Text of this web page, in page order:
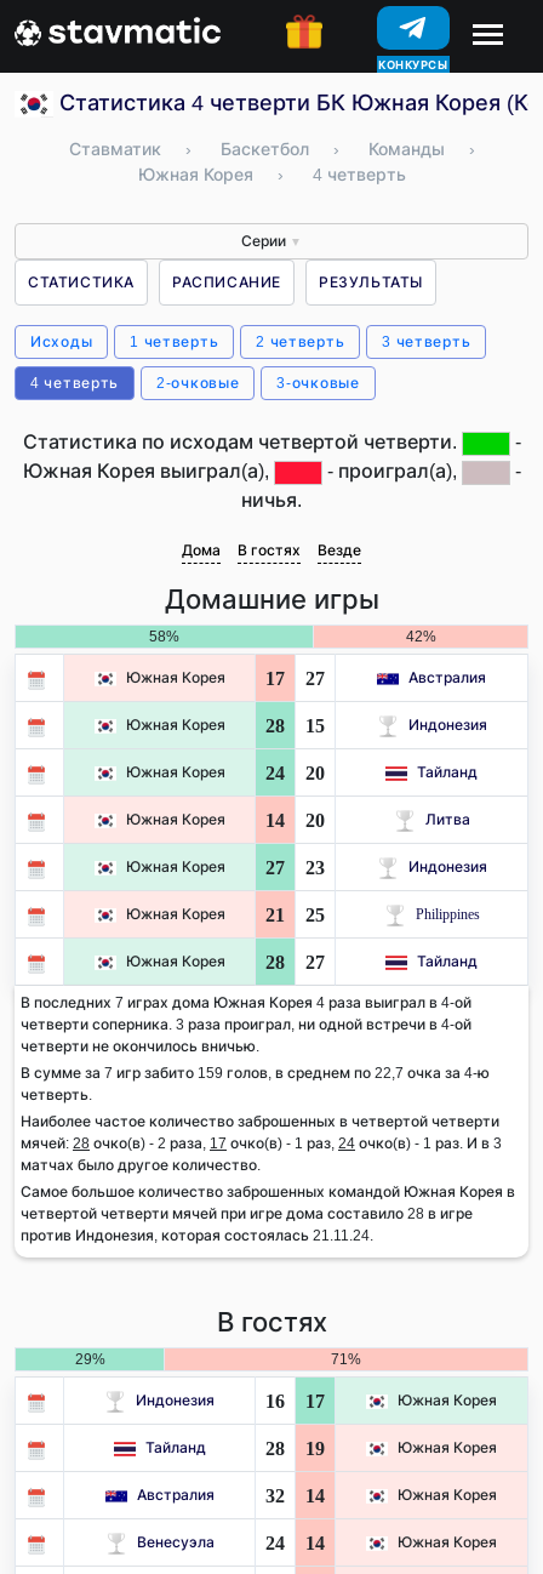
КОНКУРСЫ
Статистика 4 четверти БК Южная Корея
Ставматик › Баскетбол › Команды
›
Южная Корея
› 4 четверть
Серии ▼
СТАТИСТИКА РАСПИСАНИЕ РЕЗУЛЬТАТЫ
Исходы 1 четверть 2 четверть 3 четверть
4 четверть 2-очковые 3-очковые
Статистика по исходам четвертой четверти.
-
Южная Корея выиграл(а),
- проиграл(а),
-
ничья.
Дома В гостях Везде
Домашние игры
58% 42%
Южная Корея 17 27 Австралия
Южная Корея 28 15 Индонезия
Южная Корея 24 20 Тайланд
Южная Корея 14 20 Литва
Южная Корея 27 23 Индонезия
Южная Корея 21 25 Philippines
Южная Корея 28 27 Тайланд
В последних 7 играх дома Южная Корея 4 раза выиграл в 4-ой
четверти соперника. 3 раза проиграл, ни одной встречи в 4-ой
четверти не окончилось вничью.
В сумме за 7 игр забито 159 голов, в среднем по 22,7 очка за 4-ю
четверть.
Наиболее частое количество заброшенных в четвертой четверти
мячей: 28 очко(в) - 2 раза, 17 очко(в) - 1 раз, 24 очко(в) - 1 раз. И в 3
матчах было другое количество.
Самое большое количество заброшенных командой Южная Корея в
четвертой четверти мячей при игре дома составило 28 в игре
против Индонезия, которая состоялась 21.11.24.
В гостях
29% 71%
Индонезия 16 17 Южная Корея
Тайланд 28 19 Южная Корея
Австралия 32 14 Южная Корея
Венесуэла 24 14 Южная Корея